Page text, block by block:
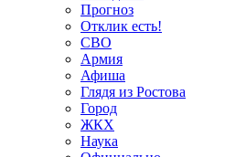
Прогноз
Отклик есть!
СВО
Армия
Афиша
Глядя из Ростова
Город
ЖКХ
Наука